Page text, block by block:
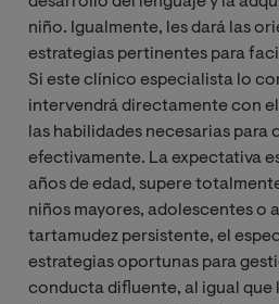
niño. Igualmente, les dará las
estrategias pertinentes para
Si este clínico especialista lo
intervendrá directamente con
las habilidades necesarias para
efectivamente. La expectativa
años de edad, supere
niños mayores, adolescentes o
tartamudez persistente, el
estrategias oportunas para
conducta difluente, al igual que